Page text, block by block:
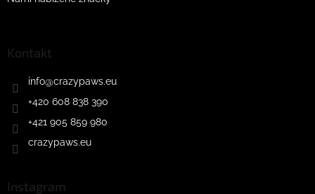
Kontakt
info@crazypaws.eu
+420 608 838 390
+421 905 859 980
crazypaws.eu
Instagram